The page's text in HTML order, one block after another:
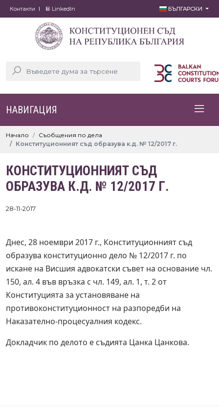
Контакти LinkedIn БЪЛГАРСКИ
НАВИГАЦИЯ
Начало
Съобщения по дела
Конституционният съд образува к.д. № 12/2017 г.
КОНСТИТУЦИОННИЯТ СЪД
ОБРАЗУВА К.Д. № 12/2017 Г.
28-11-2017
Днес, 28 ноември 2017 г., Конституционният съд
образува конституционно дело № 12/2017 г. по
искане на Висшия адвокатски съвет на основание чл.
150, ал. 4 във връзка с чл. 149, ал. 1, т. 2 от
Конституцията за установяване на
противоконституционност на разпоредби на
Наказателно-процесуалния кодекс.
Докладчик по делото е съдията Цанка Цанкова.